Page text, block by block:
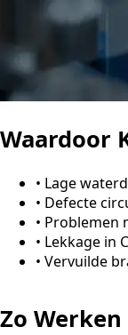
Waardoor
• Lage
• Defecte
• Problemen
• Lekkage in
• Vervuilde
Zo